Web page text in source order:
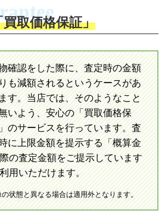
送。当店へ無料で発送いただけます。
当店に査定したおもちゃがご到着後、ご
指定の口座に即日入金可能です。
の流れ 写真の撮影方法
ださい。お電話にて集荷依頼を行い発
送。当店へ無料で発送いただけます。
当店に査定したおもちゃがご到着後、ご
指定の口座に即日入金可能です。
査定の流れ 写真の撮影方法
買取価格保証」
確認をした際に、査定時の金額
も減額されるというケースがあ
す。当店では、そのようなこと
いよう、安心の「買取価格保
のサービスを行っています。査
に上限金額を提示する「概算金
の査定金額をご提示しています
用いただけます。
状態と異なる場合は適用外となります。